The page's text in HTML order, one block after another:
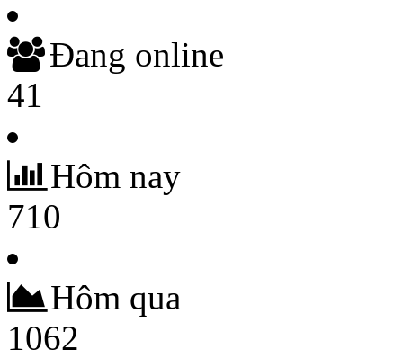
Đang online
41
Hôm nay
710
Hôm qua
1062